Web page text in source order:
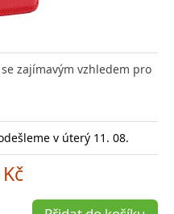
zajímavým vzhledem pro
v úterý 11. 08.
nabíjení
úterý 11. 08.